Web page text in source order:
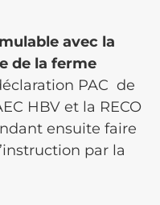
avec la
de la ferme
PAC de
HBV et la RECO
ensuite faire
par la